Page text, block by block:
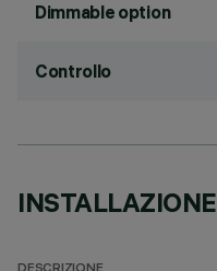
Dimmable option
Controllo
INSTALLAZIONE